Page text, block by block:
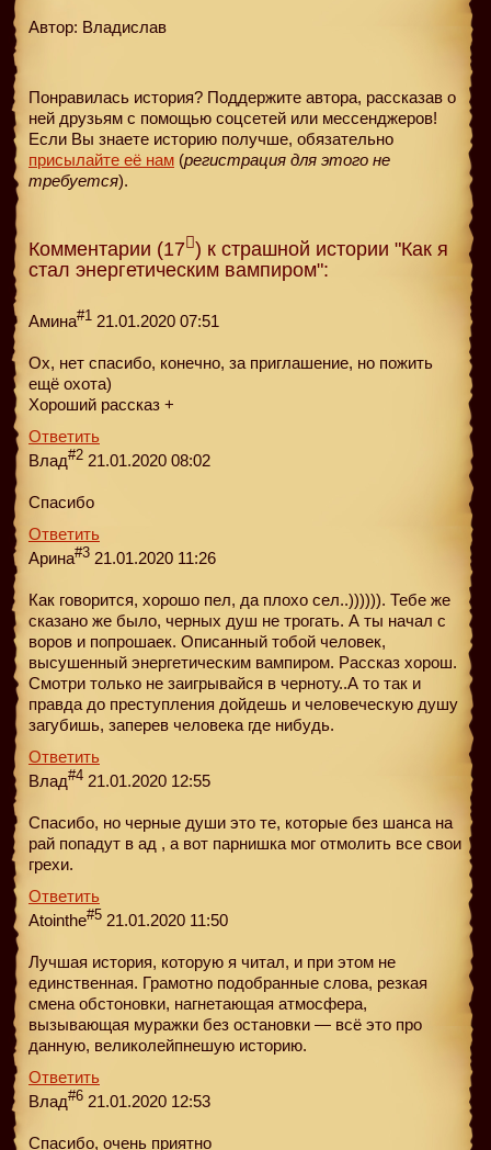
Автор: Владислав
Понравилась история? Поддержите автора, рассказав о
ней друзьям с помощью соцсетей или мессенджеров!
Если Вы знаете историю получше, обязательно
присылайте её нам (регистрация для этого не
требуется).
Комментарии (17 ) к страшной истории "Как я
стал энергетическим вампиром":
Амина#1 21.01.2020 07:51
Ох, нет спасибо, конечно, за приглашение, но пожить
ещё охота)
Хороший рассказ +
Ответить
Влад#2 21.01.2020 08:02
Спасибо
Ответить
Арина#3 21.01.2020 11:26
Как говорится, хорошо пел, да плохо сел..)))))). Тебе же
сказано же было, черных душ не трогать. А ты начал с
воров и попрошаек. Описанный тобой человек,
высушенный энергетическим вампиром. Рассказ хорош.
Смотри только не заигрывайся в черноту..А то так и
правда до преступления дойдешь и человеческую душу
загубишь, заперев человека где нибудь.
Ответить
Влад#4 21.01.2020 12:55
Спасибо, но черные души это те, которые без шанса на
рай попадут в ад , а вот парнишка мог отмолить все свои
грехи.
Ответить
Atointhe#5 21.01.2020 11:50
Лучшая история, которую я читал, и при этом не
единственная. Грамотно подобранные слова, резкая
смена обстоновки, нагнетающая атмосфера,
вызывающая муражки без остановки — всё это про
данную, великолейпнешую историю.
Ответить
Влад#6 21.01.2020 12:53
Спасибо, очень приятно